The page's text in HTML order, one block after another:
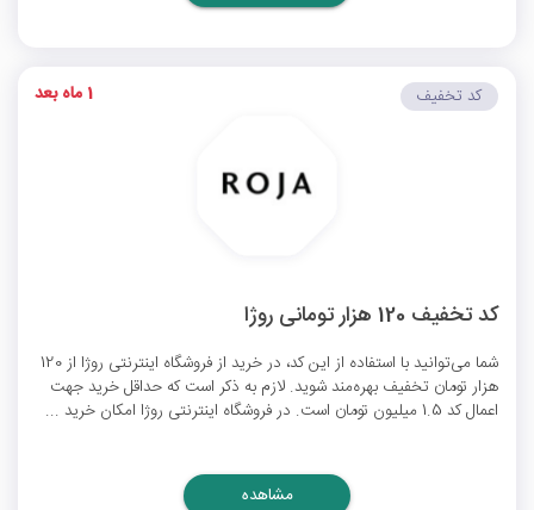
کد تخفیف 120 هزار تومانی روژا
شما می‌توانید با استفاده از این کد، در خرید از فروشگاه اینترنتی روژا از 120
هزار تومان تخفیف بهره‌مند شوید. لازم به ذکر است که حداقل خرید جهت
اعمال کد 1.5 میلیون تومان است. در فروشگاه اینترنتی روژا امکان خرید ...
کد تخفیف 1 ماه بعد
مشاهده